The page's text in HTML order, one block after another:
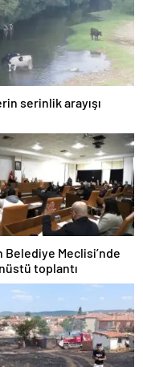
serinlik arayışı
Belediye Meclisi’nde
toplantı